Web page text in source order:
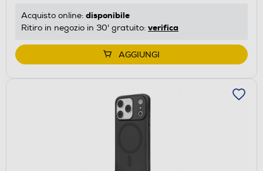
Acquisto online: disponibile
Ritiro in negozio in 30' gratuito: verifica
AGGIUNGI